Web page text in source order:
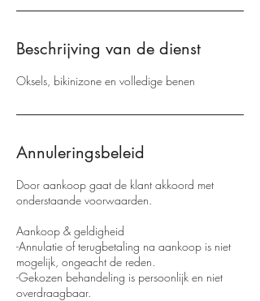
Beschrijving van de dienst
Oksels, bikinizone en volledige benen
Annuleringsbeleid
Door aankoop gaat de klant akkoord met
onderstaande voorwaarden.
Aankoop & geldigheid
-Annulatie of terugbetaling na aankoop is niet
mogelijk, ongeacht de reden.
-Gekozen behandeling is persoonlijk en niet
overdraagbaar.